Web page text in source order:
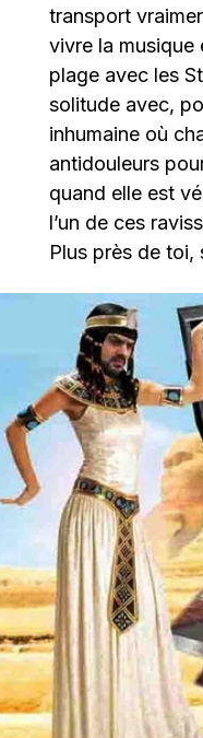
transport
vivre la musique
plage avec les
solitude avec,
inhumaine où
antidouleurs
quand elle est
l’un de ces
Plus près de toi,